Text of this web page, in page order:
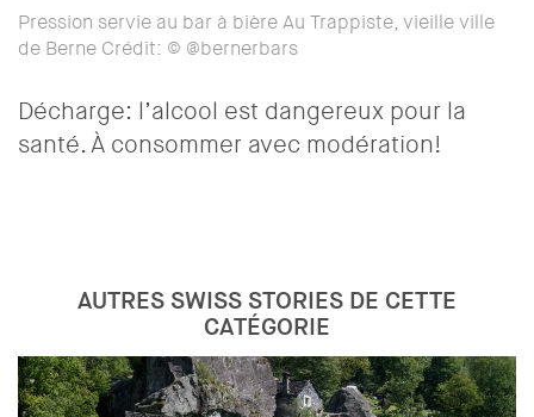
Pression servie au bar à bière Au Trappiste, vieille ville
de Berne Crédit: © @bernerbars
Décharge: l’alcool est dangereux pour la
santé. À consommer avec modération!
AUTRES SWISS STORIES DE CETTE
CATÉGORIE